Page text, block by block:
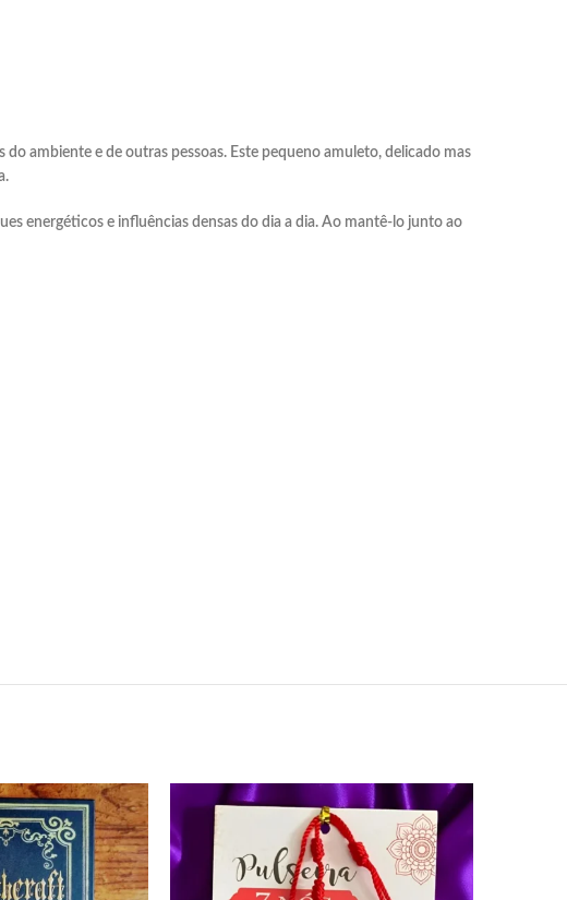
ambiente e de outras pessoas. Este pequeno amuleto, delicado mas
energéticos e influências densas do dia a dia. Ao mantê-lo junto ao